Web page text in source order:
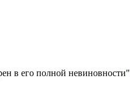
в его полной невиновности"